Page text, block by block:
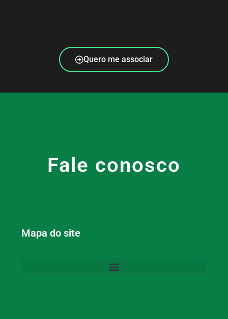
Quero me associar
Fale conosco
Mapa do site